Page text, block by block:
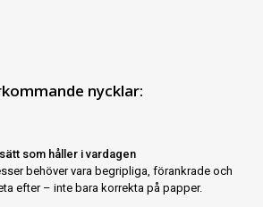
nycklar:
som håller i vardagen
behöver vara begripliga, förankrade och
efter – inte bara korrekta på papper.